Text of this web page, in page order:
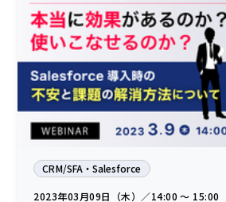
CRM/SFA・Salesforce
2023年03月09日（木）／14:00 〜 15:00